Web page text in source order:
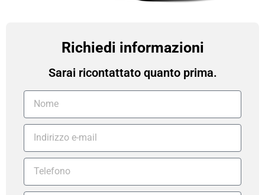
Richiedi informazioni
Sarai ricontattato quanto prima.